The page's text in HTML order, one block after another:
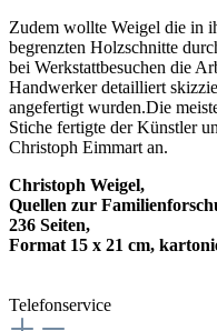
Zudem wollte Weigel die in
begrenzten Holzschnitte
bei Werkstattbesuchen die
Handwerker detailliert
angefertigt wurden.Die
Stiche fertigte der Künstler
Christoph Eimmart an.
Christoph Weigel,
Quellen zur
236 Seiten,
Format 15 x 21 cm,
Telefonservice